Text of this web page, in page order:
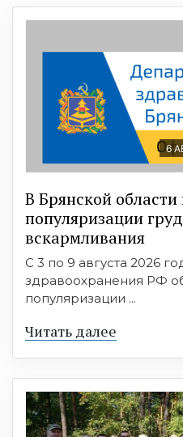
6
В Брянской
популяризации
вскармливания
С 3 по 9 августа 2026
здравоохранения РФ
популяризации ...
Читать далее